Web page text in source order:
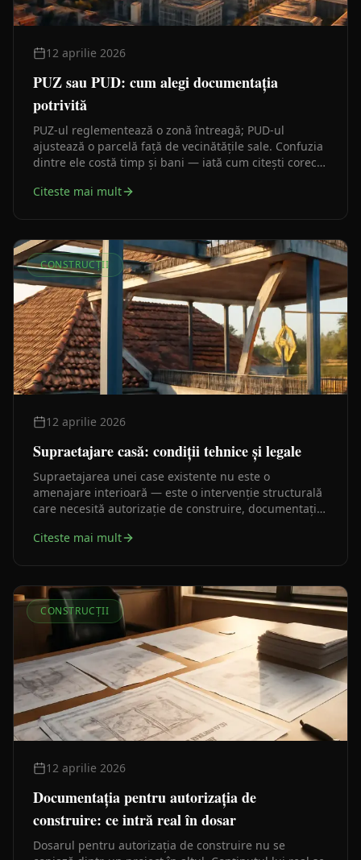
12 aprilie 2026
PUZ sau PUD: cum alegi documentația
potrivită
PUZ-ul reglementează o zonă întreagă; PUD-ul
ajustează o parcelă față de vecinătățile sale. Confuzia
dintre ele costă timp și bani — iată cum citești corect
drum mergi.
Citeste mai mult
CONSTRUCȚII
12 aprilie 2026
Supraetajare casă: condiții tehnice și legale
Supraetajarea unei case existente nu este o
amenajare interioară — este o intervenție structurală
care necesită autorizație de construire, documentație
structurală serioasă. Iată traseul legal corect, pas cu
Citeste mai mult
CONSTRUCȚII
12 aprilie 2026
Documentația pentru autorizația de
construire: ce intră real în dosar
Dosarul pentru autorizația de construire nu se